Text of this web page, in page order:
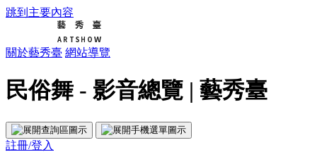
跳到主要內容
關於藝秀臺 網站導覽
民俗舞 - 影音總覽 | 藝秀臺
註冊/登入